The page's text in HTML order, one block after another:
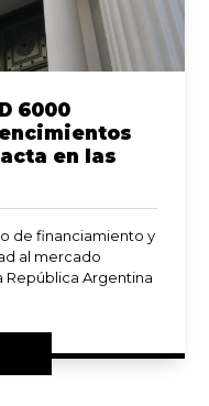
6000
en las
de financiamiento y
al mercado
República Argentina